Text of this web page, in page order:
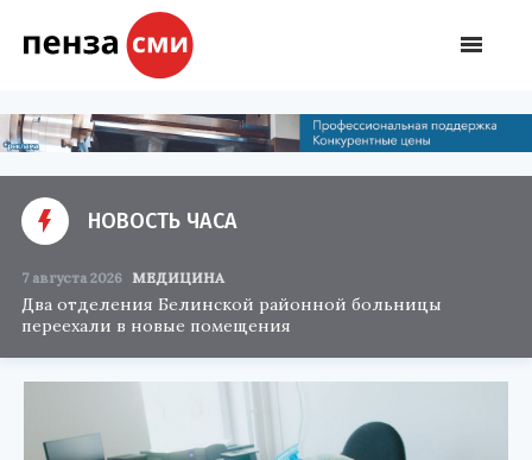
НОВОСТЬ ЧАСА
7 августа 2026 МЕДИЦИНА
Два отделения Белинской районной больницы
переехали в новые помещения